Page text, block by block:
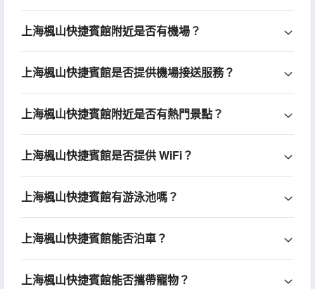
上海楓山快捷賓館附近是否有機場？
上海楓山快捷賓館是否提供機場接送服務？
上海楓山快捷賓館附近是否有熱門景點？
上海楓山快捷賓館是否提供 WiFi？
上海楓山快捷賓館有游泳池嗎？
上海楓山快捷賓館能否泊車？
上海楓山快捷賓館能否攜帶寵物？